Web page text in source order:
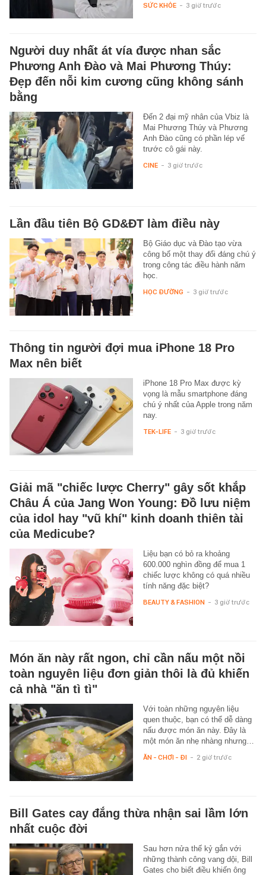
SỨC KHỎE - 3 giờ trước
Người duy nhất át vía được nhan sắc
Phương Anh Đào và Mai Phương Thúy:
Đẹp đến nỗi kim cương cũng không sánh
bằng
Đến 2 đại mỹ nhân của Vbiz là
Mai Phương Thúy và Phương
Anh Đào cũng có phần lép vế
trước cô gái này.
CINE - 3 giờ trước
Lần đầu tiên Bộ GD&ĐT làm điều này
Bộ Giáo dục và Đào tạo vừa
công bố một thay đổi đáng chú ý
trong công tác điều hành năm
học.
HỌC ĐƯỜNG - 3 giờ trước
Thông tin người đợi mua iPhone 18 Pro
Max nên biết
iPhone 18 Pro Max được kỳ
vọng là mẫu smartphone đáng
chú ý nhất của Apple trong năm
nay.
TEK-LIFE - 3 giờ trước
Giải mã "chiếc lược Cherry" gây sốt khắp
Châu Á của Jang Won Young: Đồ lưu niệm
của idol hay "vũ khí" kinh doanh thiên tài
của Medicube?
Liệu bạn có bỏ ra khoảng
600.000 nghìn đồng để mua 1
chiếc lược không có quá nhiều
tính năng đặc biệt?
BEAUTY & FASHION - 3 giờ trước
Món ăn này rất ngon, chỉ cần nấu một nồi
toàn nguyên liệu đơn giản thôi là đủ khiến
cả nhà "ăn tì tì"
Với toàn những nguyên liệu
quen thuộc, bạn có thể dễ dàng
nấu được món ăn này. Đây là
một món ăn nhẹ nhàng nhưng…
ĂN - CHƠI - ĐI - 2 giờ trước
Bill Gates cay đắng thừa nhận sai lầm lớn
nhất cuộc đời
Sau hơn nửa thế kỷ gắn với
những thành công vang dội, Bill
Gates cho biết điều khiến ông